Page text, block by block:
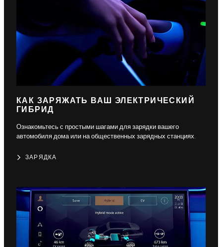
КАК ЗАРЯЖАТЬ ВАШ ЭЛЕКТРИЧЕСКИЙ
ГИБРИД
Ознакомьтесь с простыми шагами для зарядки вашего
автомобиля дома или на общественных зарядных станциях.
ЗАРЯДКА